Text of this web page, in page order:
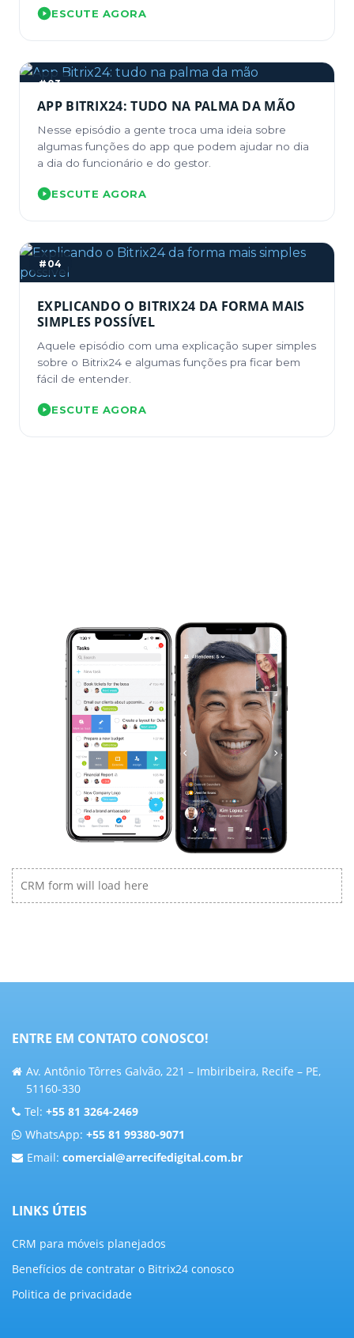
ESCUTE AGORA
#03
APP BITRIX24: TUDO NA PALMA DA MÃO
Nesse episódio a gente troca uma ideia sobre
algumas funções do app que podem ajudar no dia
a dia do funcionário e do gestor.
ESCUTE AGORA
#04
EXPLICANDO O BITRIX24 DA FORMA MAIS
SIMPLES POSSÍVEL
Aquele episódio com uma explicação super simples
sobre o Bitrix24 e algumas funções pra ficar bem
fácil de entender.
ESCUTE AGORA
CRM form will load here
ENTRE EM CONTATO CONOSCO!
Av. Antônio Tôrres Galvão, 221 – Imbiribeira, Recife – PE,
51160-330
Tel: +55 81 3264-2469
WhatsApp: +55 81 99380-9071
Email: comercial@arrecifedigital.com.br
LINKS ÚTEIS
CRM para móveis planejados
Benefícios de contratar o Bitrix24 conosco
Politica de privacidade